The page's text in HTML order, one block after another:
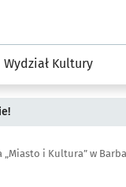
Wydział Kultury
„Miasto i Kultura” w